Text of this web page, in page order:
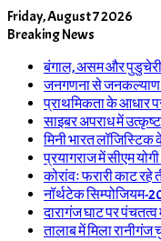
Friday, August 7 2026
Breaking News
बंगाल, असम और पुडुचेरी
जनगणना से जनकल्याण:
प्राथमिकता के आधार पर
साइबर अपराध में उत्कृष्ट
मिनी भारत
प्रयागराज में सीएम
कोरांवः फरारी काट रहे
नॉर्थटेक सिम्पोजियम-
दारागंज घाट पर पंचतत्व
तालाब में मिला रानीगंज